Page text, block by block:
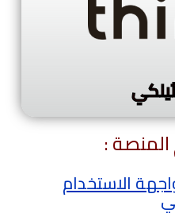
:
الاستخدام